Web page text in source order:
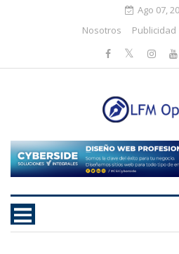
Ago 07,
Nosotros
Publicidad